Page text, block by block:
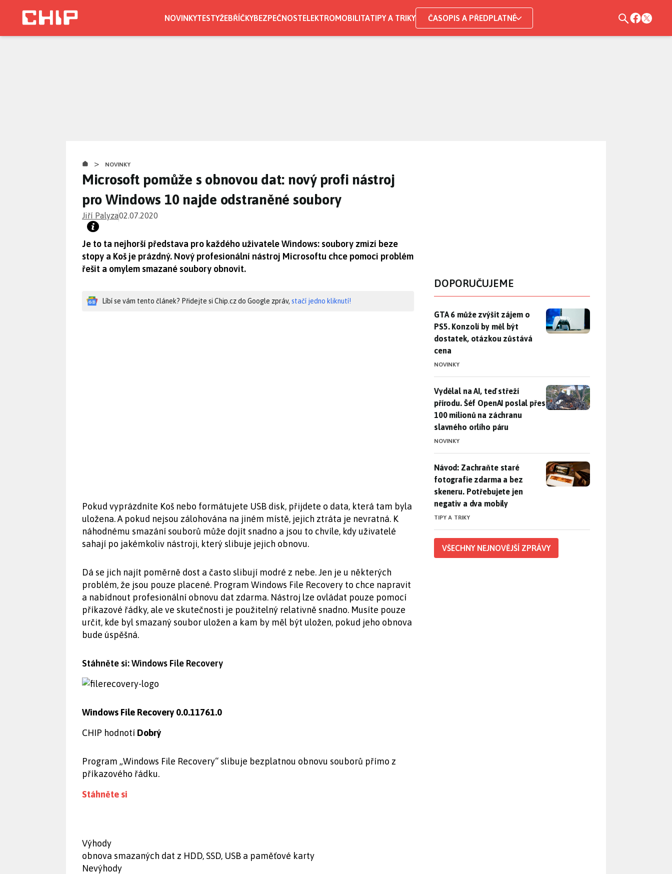
NOVINKYTESTYŽEBŘÍČKYBEZPEČNOSTELEKTROMOBILITATIPY A TRIKY ČASOPIS A PŘEDPLATNÉ
> NOVINKY
Microsoft pomůže s obnovou dat: nový profi nástroj
pro Windows 10 najde odstraněné soubory
Jiří Palyza02.07.2020
Je to ta nejhorší představa pro každého uživatele Windows: soubory zmizí beze
stopy a Koš je prázdný. Nový profesionální nástroj Microsoftu chce pomoci problém
řešit a omylem smazané soubory obnovit.
Líbí se vám tento článek? Přidejte si Chip.cz do Google zpráv, stačí jedno kliknutí!
Pokud vyprázdníte Koš nebo formátujete USB disk, přijdete o data, která tam byla
uložena. A pokud nejsou zálohována na jiném místě, jejich ztráta je nevratná. K
náhodnému smazání souborů může dojít snadno a jsou to chvíle, kdy uživatelé
sahají po jakémkoliv nástroji, který slibuje jejich obnovu.
Dá se jich najít poměrně dost a často slibují modré z nebe. Jen je u některých
problém, že jsou pouze placené. Program Windows File Recovery to chce napravit
a nabídnout profesionální obnovu dat zdarma. Nástroj lze ovládat pouze pomocí
příkazové řádky, ale ve skutečnosti je použitelný relativně snadno. Musíte pouze
určit, kde byl smazaný soubor uložen a kam by měl být uložen, pokud jeho obnova
bude úspěšná.
Stáhněte si: Windows File Recovery
Windows File Recovery 0.0.11761.0
CHIP hodnotí Dobrý
Program „Windows File Recovery“ slibuje bezplatnou obnovu souborů přímo z
příkazového řádku.
Stáhněte si
Výhody
obnova smazaných dat z HDD, SSD, USB a paměťové karty
Nevýhody
DOPORUČUJEME
GTA 6 může zvýšit zájem o PS5. Konzolí by měl být dostatek,
GTA 6 může zvýšit zájem o
PS5. Konzolí by měl být
dostatek, otázkou zůstává
cena
NOVINKY
Vydělal na AI, teď střeží přírodu. Šéf OpenAI poslal přes 100
Vydělal na AI, teď střeží
přírodu. Šéf OpenAI poslal přes
100 milionů na záchranu
slavného orlího páru
NOVINKY
Návod: Zachraňte staré fotografie zdarma a bez skeneru.
Návod: Zachraňte staré
fotografie zdarma a bez
skeneru. Potřebujete jen
negativ a dva mobily
TIPY A TRIKY
VŠECHNY NEJNOVĚJŠÍ ZPRÁVY